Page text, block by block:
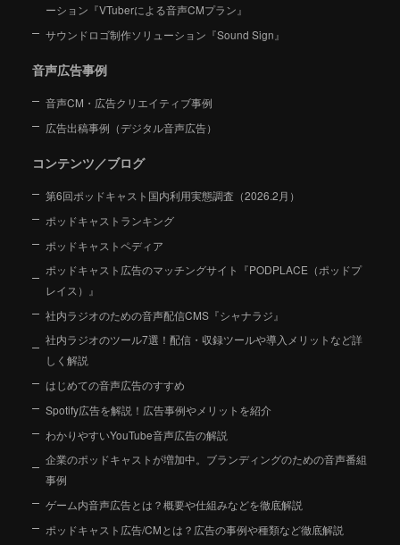
ーション 『VTuberによる音声CMプラン』
サウンドロゴ制作ソリューション『Sound Sign』
音声広告事例
音声CM・広告クリエイティブ事例
広告出稿事例（デジタル音声広告）
コンテンツ／ブログ
第6回ポッドキャスト国内利用実態調査（2026.2月）
ポッドキャストランキング
ポッドキャストペディア
ポッドキャスト広告のマッチングサイト『PODPLACE（ポッドプ
レイス）』
社内ラジオのための音声配信CMS『シャナラジ』
社内ラジオのツール7選！配信・収録ツールや導入メリットなど詳
しく解説
はじめての音声広告のすすめ
Spotify広告を解説！広告事例やメリットを紹介
わかりやすいYouTube音声広告の解説
企業のポッドキャストが増加中。ブランディングのための音声番組
事例
ゲーム内音声広告とは？概要や仕組みなどを徹底解説
ポッドキャスト広告/CMとは？広告の事例や種類など徹底解説